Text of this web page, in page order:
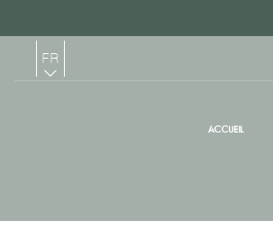
FR
ACCUEIL